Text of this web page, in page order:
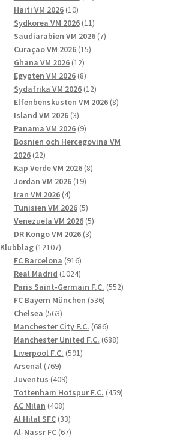
Haiti VM 2026 1010
produkter
Sydkorea VM 2026 1111
produkter
Saudiarabien VM 2026 77
Curaçao VM 2026 1515
Ghana VM 2026 1212
produkter
Egypten VM 2026 88
produkter
Sydafrika VM 2026 1212
produkter
Elfenbenskusten VM 2026 88
Island VM 2026 33
produkter
Panama VM 2026 99
produkter
Bosnien och Hercegovina VM
2026 2222
produkter
Kap Verde VM 2026 88
Jordan VM 2026 1919
Iran VM 2026 44
produkter
Tunisien VM 2026 55
produkter
Venezuela VM 2026 55
produkter
DR Kongo VM 2026 33
Klubblag 1210712107
produkter
FC Barcelona 916916
produkter
Real Madrid 10241024
produkter
Paris Saint-Germain F.C. 552552
FC Bayern München 536536
Chelsea 563563
produkter
Manchester City F.C. 686686
produkter
Manchester United F.C. 688688
Liverpool F.C. 591591
Arsenal 769769
produkter
Juventus 409409
produkter
Tottenham Hotspur F.C. 459459
AC Milan 408408
produkter
Al Hilal SFC 3333
produkter
Al-Nassr FC 6767